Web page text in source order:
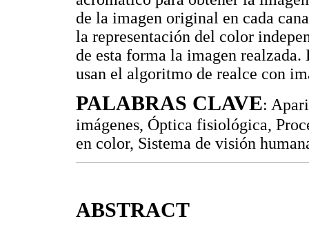
de la imagen original en cada
la representación del color
de esta forma la imagen
usan el algoritmo de realce con
PALABRAS CLAVE:
imágenes, Óptica fisiológica,
en color, Sistema de visión
ABSTRACT